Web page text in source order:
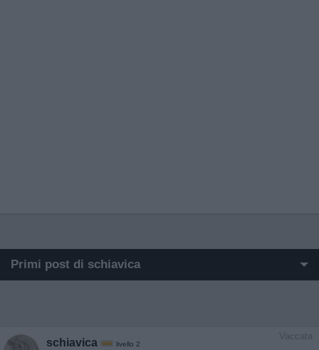
Primi post di schiavica
Vaccata
schiavica livello 2